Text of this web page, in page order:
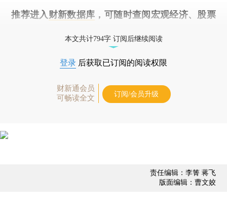
推荐进入 财新数据库 ，可随时查阅宏观经济、股票
本文共计794字 订阅后继续阅读
登录 后获取已订阅的阅读权限
财新通会员
可畅读全文
订阅/会员升级
责任编辑：李箐 蒋飞
版面编辑：曹文姣